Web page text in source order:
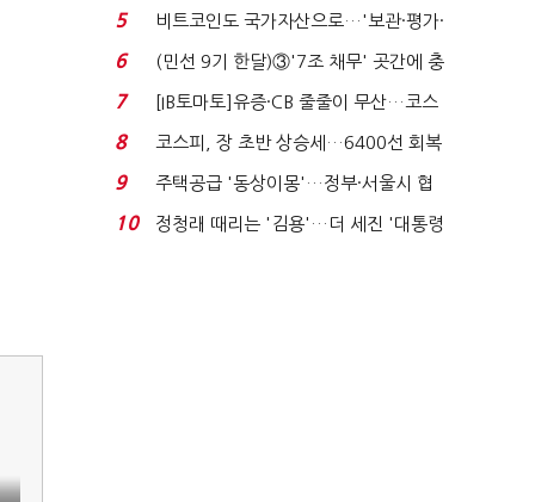
비 0.2% 감소...
5
비트코인도 국가자산으로…'보관·평가·
처분' 기준은 ...
6
(민선 9기 한달)③'7조 채무' 곳간에 충
격…추미애, 20년...
7
[IB토마토]유증·CB 줄줄이 무산…코스
닥 벌점 급증에 ...
8
코스피, 장 초반 상승세…6400선 회복
시도
9
주택공급 '동상이몽'…정부·서울시 협
력 없으면 '공수표'...
10
정청래 때리는 '김용'…더 세진 '대통령